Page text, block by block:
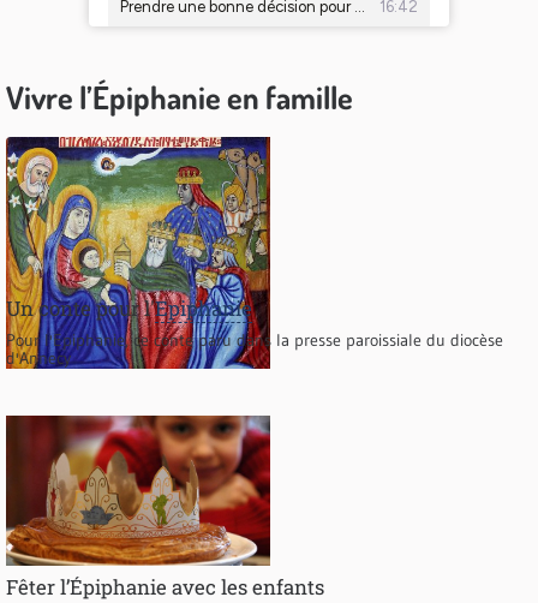
Vivre l’Épiphanie en famille
Un conte pour l'Epiphanie
Pour l'Epiphanie, ce conte paru dans la presse paroissiale du diocèse
d'Annecy
Fêter l’Épiphanie avec les enfants